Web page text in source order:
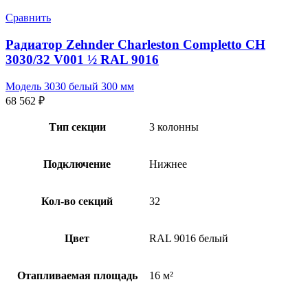
Сравнить
Радиатор Zehnder Charleston Completto CH
3030/32 V001 ½ RAL 9016
Модель 3030 белый 300 мм
68 562 ₽
Тип секции 3 колонны
Подключение Нижнее
Кол-во секций 32
Цвет RAL 9016 белый
Отапливаемая площадь 16 м²